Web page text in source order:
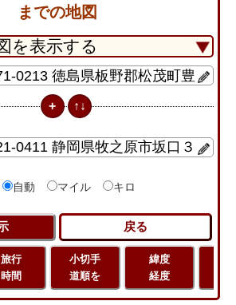
までの地図
自動 マイル キロ
旅行
時間
小切手
道順を
緯度
経度